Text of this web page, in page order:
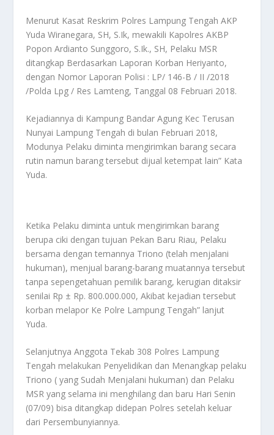
Menurut Kasat Reskrim Polres Lampung Tengah AKP
Yuda Wiranegara, SH, S.Ik, mewakili Kapolres AKBP
Popon Ardianto Sunggoro, S.Ik., SH, Pelaku MSR
ditangkap Berdasarkan Laporan Korban Heriyanto,
dengan Nomor Laporan Polisi : LP/ 146-B / II /2018
/Polda Lpg / Res Lamteng, Tanggal 08 Februari 2018.
Kejadiannya di Kampung Bandar Agung Kec Terusan
Nunyai Lampung Tengah di bulan Februari 2018,
Modunya Pelaku diminta mengirimkan barang secara
rutin namun barang tersebut dijual ketempat lain” Kata
Yuda.
Ketika Pelaku diminta untuk mengirimkan barang
berupa ciki dengan tujuan Pekan Baru Riau, Pelaku
bersama dengan temannya Triono (telah menjalani
hukuman), menjual barang-barang muatannya tersebut
tanpa sepengetahuan pemilik barang, kerugian ditaksir
senilai Rp ± Rp. 800.000.000, Akibat kejadian tersebut
korban melapor Ke Polre Lampung Tengah” lanjut
Yuda.
Selanjutnya Anggota Tekab 308 Polres Lampung
Tengah melakukan Penyelidikan dan Menangkap pelaku
Triono ( yang Sudah Menjalani hukuman) dan Pelaku
MSR yang selama ini menghilang dan baru Hari Senin
(07/09) bisa ditangkap didepan Polres setelah keluar
dari Persembunyiannya.